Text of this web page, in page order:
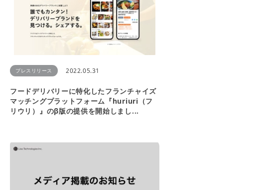
プレスリリース 2022.05.31
フードデリバリーに特化したフランチャイズ
マッチングプラットフォーム『huriuri（フ
リウリ）』のβ版の提供を開始しまし...